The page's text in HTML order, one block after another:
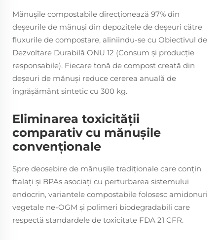
Mănușile compostabile direcționează 97% din
deșeurile de mănuși din depozitele de deșeuri către
fluxurile de compostare, aliniindu-se cu Obiectivul de
Dezvoltare Durabilă ONU 12 (Consum și producție
responsabile). Fiecare tonă de compost creată din
deșeuri de mănuși reduce cererea anuală de
îngrășământ sintetic cu 300 kg.
Eliminarea toxicității
comparativ cu mănușile
convenționale
Spre deosebire de mănușile tradiționale care conțin
ftalați și BPAs asociați cu perturbarea sistemului
endocrin, variantele compostabile folosesc amidonuri
vegetale ne-OGM și polimeri biodegradabili care
respectă standardele de toxicitate FDA 21 CFR.